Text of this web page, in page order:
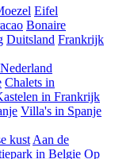
Eifel
Bonaire
Duitsland Frankrijk
Chalets in
in Frankrijk
Villa's in Spanje
kust Aan de
in Belgie Op